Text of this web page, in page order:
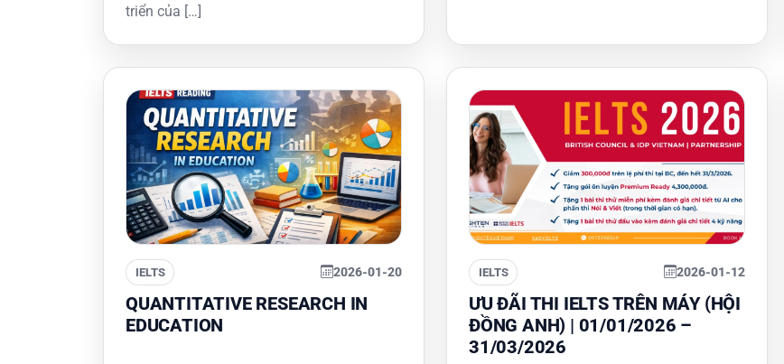
triển của […]
IELTS 2026-01-20
QUANTITATIVE RESEARCH IN
EDUCATION
IELTS 2026-01-12
ƯU ĐÃI THI IELTS TRÊN MÁY (HỘI
ĐỒNG ANH) | 01/01/2026 –
31/03/2026